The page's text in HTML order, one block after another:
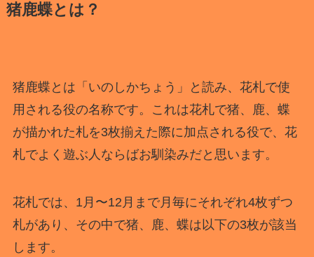
猪鹿蝶とは？
猪鹿蝶とは「いのしかちょう」と読み、花札で使
用される役の名称です。これは花札で猪、鹿、蝶
が描かれた札を3枚揃えた際に加点される役で、花
札でよく遊ぶ人ならばお馴染みだと思います。
花札では、1月〜12月まで月毎にそれぞれ4枚ずつ
札があり、その中で猪、鹿、蝶は以下の3枚が該当
します。